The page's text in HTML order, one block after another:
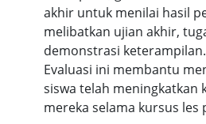
akhir untuk menilai hasil
melibatkan ujian akhir,
demonstrasi keterampilan.
Evaluasi ini membantu
siswa telah meningkatkan
mereka selama kursus les